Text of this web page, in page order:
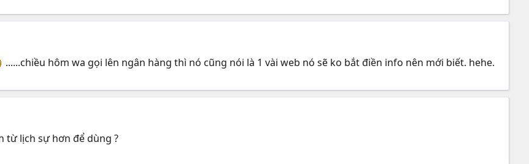
......chiều hôm wa gọi lên ngân hàng thì nó cũng nói là 1 vài web nó sẽ ko bắt điền info nên mới biết. hehe.
từ lịch sự hơn để dùng ?